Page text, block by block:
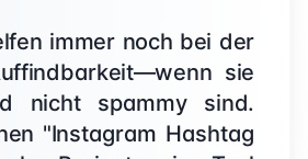
immer noch bei der
sie
nicht spammy sind.
"Instagram Hashtag